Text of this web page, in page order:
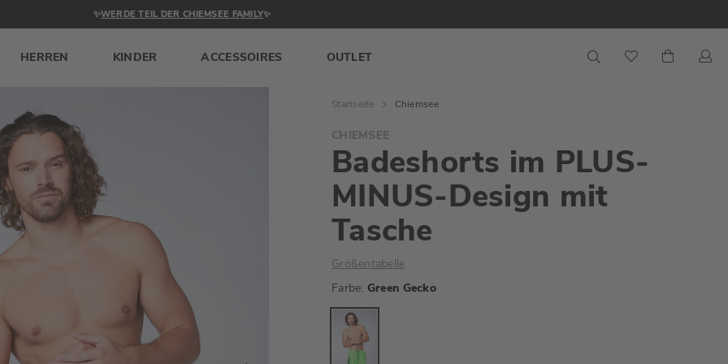
✨WERDE TEIL DER CHIEMSEE FAMILY✨
HERREN KINDER ACCESSOIRES OUTLET
Mein
CHIEMSEE
Badeshorts im PLUS-
MINUS-Design mit
Tasche
Größentabelle
Farbe Green Gecko
Startseite Chiemsee